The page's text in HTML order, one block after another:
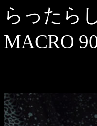
らったら
MACRO